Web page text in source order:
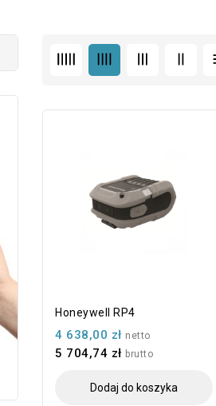
Honeywell RP4
4 638,00 zł netto
5 704,74 zł brutto
Dodaj do koszyka